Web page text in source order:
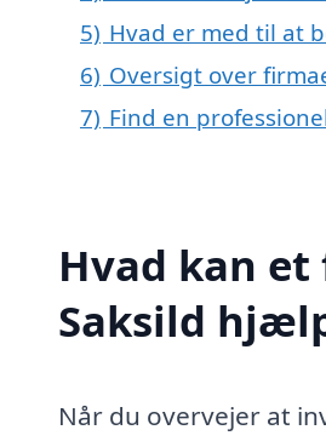
5) Hvad er med til at
6) Oversigt over
7) Find en
Hvad kan
Saksild
Når du overvejer at